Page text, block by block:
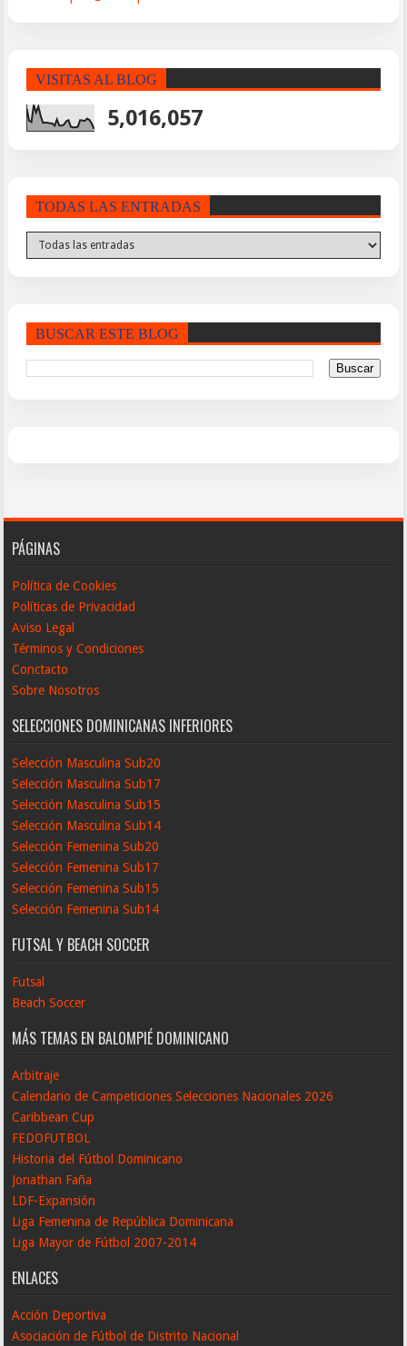
VISITAS AL BLOG
5,016,057
TODAS LAS ENTRADAS
BUSCAR ESTE BLOG
PÁGINAS
Política de Cookies
Políticas de Privacidad
Aviso Legal
Términos y Condiciones
Conctacto
Sobre Nosotros
SELECCIONES DOMINICANAS INFERIORES
Selección Masculina Sub20
Selección Masculina Sub17
Selección Masculina Sub15
Selección Masculina Sub14
Selección Femenina Sub20
Selección Femenina Sub17
Selección Femenina Sub15
Selección Femenina Sub14
FUTSAL Y BEACH SOCCER
Futsal
Beach Soccer
MÁS TEMAS EN BALOMPIÉ DOMINICANO
Arbitraje
Calendario de Campeticiones Selecciones Nacionales 2026
Caribbean Cup
FEDOFUTBOL
Historia del Fútbol Dominicano
Jonathan Faña
LDF-Expansión
Liga Femenina de República Dominicana
Liga Mayor de Fútbol 2007-2014
ENLACES
Acción Deportiva
Asociación de Fútbol de Distrito Nacional